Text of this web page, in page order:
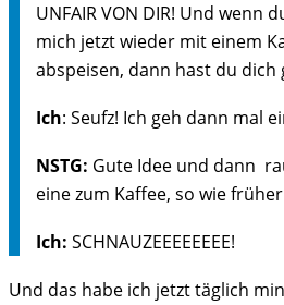
UNFAIR VON DIR! Und wenn
mich jetzt wieder mit einem
abspeisen, dann hast du
Ich: Seufz! Ich geh dann mal
NSTG: Gute Idee und dann
eine zum Kaffee, so wie
Ich: SCHNAUZEEEEEEEE!
Und das habe ich jetzt täglich